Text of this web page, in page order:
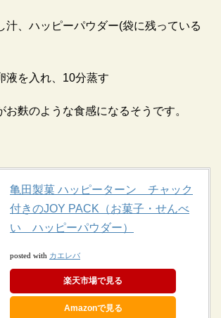
、ハッピーパウダー(袋に残っている
を入れ、10分蒸す
お麩のような食感になるそうです。
亀田製菓 ハッピーターン チャック
付きのJOY PACK（お菓子・せんべ
い ハッピーパウダー）
posted with カエレバ
楽天市場で見る
Amazonで見る